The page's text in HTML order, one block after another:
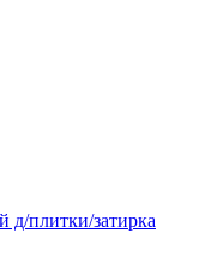
д/плитки/затирка